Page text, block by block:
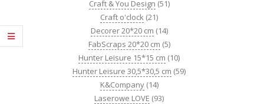
Craft & You Design (51)
Craft o'clock (21)
Decorer 20*20 cm (14)
FabScraps 20*20 cm (5)
Hunter Leisure 15*15 cm (10)
Hunter Leisure 30,5*30,5 cm (59)
K&Company (14)
Laserowe LOVE (93)